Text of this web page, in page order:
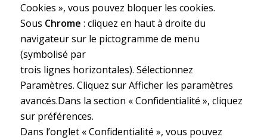
Cookies », vous pouvez bloquer les cookies.
Sous Chrome : cliquez en haut à droite du
navigateur sur le pictogramme de menu
(symbolisé par
trois lignes horizontales). Sélectionnez
Paramètres. Cliquez sur Afficher les paramètres
avancés.Dans la section « Confidentialité », cliquez
sur préférences.
Dans l’onglet « Confidentialité », vous pouvez